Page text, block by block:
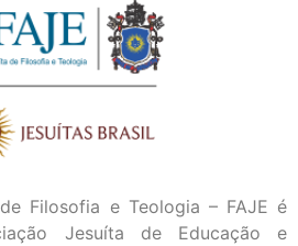
Filosofia e Teologia – FAJE é
Jesuíta de Educação e